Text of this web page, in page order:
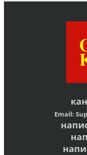
Email: